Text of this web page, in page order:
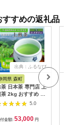
すすめの返礼品
出典：ふるなび
岡県 森町
茶 日本茶 専門店 上
茶 2kg おすすめ お
5.0
金額: 53,000 円